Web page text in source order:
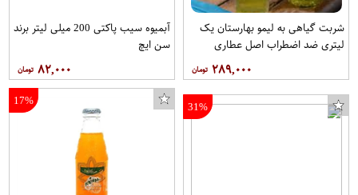
شربت گیاهی به لیمو بهارستان یک
لیتری ضد اضطراب اصل عطاری
۲۸۹,۰۰۰
آبمیوه سیب پاکتی 200 میلی لیتر برند
سن ایچ
۸۲,۰۰۰
31%
17%